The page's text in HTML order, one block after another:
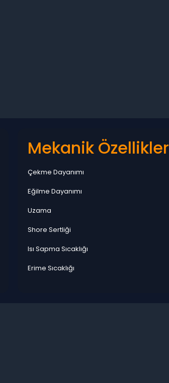
Mekanik Özellikler
Çekme Dayanımı
Eğilme Dayanımı
Uzama
Shore Sertliği
Isı Sapma Sıcaklığı
Erime Sıcaklığı